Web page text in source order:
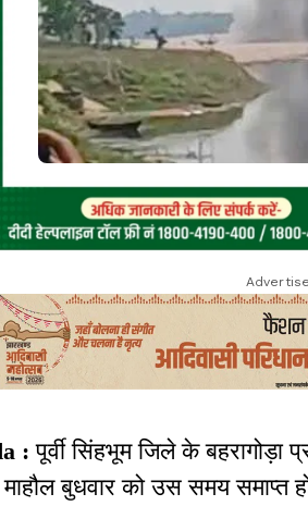
: पूर्वी सिंहभूम जिले के बहरागोड़ा
बुधवार को उस समय समाप्त